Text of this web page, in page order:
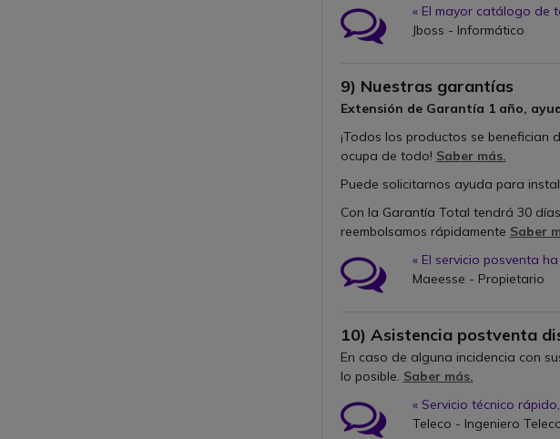
Icon
« El mayor catálogo de
Jboss - Informático
9) Nuestras garantías
Extensión de Garantía 1 año,
¡Todos los productos se benefician
ocupa de todo! Saber más.
Puede solicitarnos ayuda para
Con la Garantía Total tendrá 30
reembolsamos rápidamente Saber
Icon
« El servicio posventa
Maeesse - Propietario
10) Asistencia postventa
En caso de alguna incidencia con
lo posible. Saber más.
« Servicio técnico
Teleco - Ingeniero